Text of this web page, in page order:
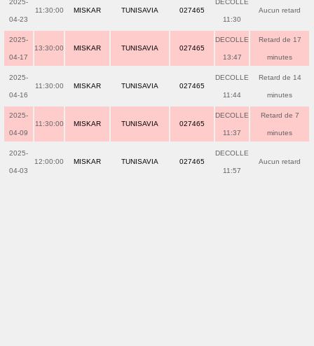
2025-
04-23
11:30:00 MISKAR TUNISAVIA 027465
DECOLLE
11:30
Aucun retard
2025-
04-17
13:30:00 MISKAR TUNISAVIA 027465
DECOLLE
13:47
Retard de 17
minutes
2025-
04-16
11:30:00 MISKAR TUNISAVIA 027465
DECOLLE
11:44
Retard de 14
minutes
2025-
04-09
11:30:00 MISKAR TUNISAVIA 027465
DECOLLE
11:37
Retard de 7
minutes
2025-
04-03
12:00:00 MISKAR TUNISAVIA 027465
DECOLLE
11:57
Aucun retard